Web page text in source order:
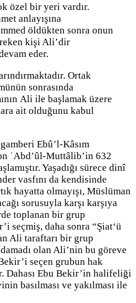
özel bir yeri vardır.
anlayışına
öldükten sonra onun
kişi Ali’dir
eder.
Ortak
sonrasında
Ali ile başlamak üzere
ait olduğunu kabul
Ebû’l-Kâsım
ʿAbd’ûl-Muttâlib’in 632
Yaşadığı sürece dinî
vasfını da kendisinde
hayatta olmayışı, Müslüman
sorusuyla karşı karşıya
toplanan bir grup
seçmiş, daha sonra “Şiat‘ü
Ali taraftarı bir grup
olan Ali’nin bu göreve
seçen grubun hak
Dahası Ebu Bekir’in halifeliği
basılması ve yakılması ile